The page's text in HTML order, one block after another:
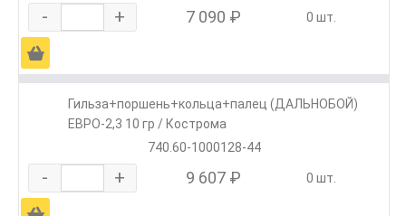
- + 7 090 ₽ 0 шт.
Ä
Гильза+поршень+кольца+палец (ДАЛЬНОБОЙ)
ЕВРО-2,3 10 гр / Кострома
740.60-1000128-44
- + 9 607 ₽ 0 шт.